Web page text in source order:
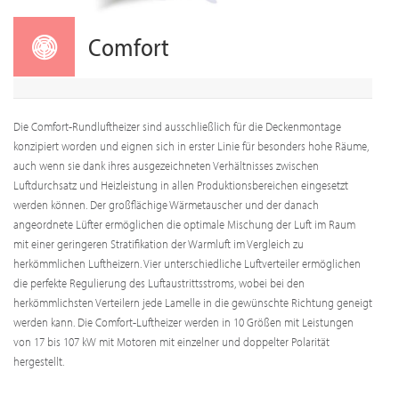
Comfort
Die Comfort-Rundluftheizer sind ausschließlich für die Deckenmontage
konzipiert worden und eignen sich in erster Linie für besonders hohe Räume,
auch wenn sie dank ihres ausgezeichneten Verhältnisses zwischen
Luftdurchsatz und Heizleistung in allen Produktionsbereichen eingesetzt
werden können. Der großflächige Wärmetauscher und der danach
angeordnete Lüfter ermöglichen die optimale Mischung der Luft im Raum
mit einer geringeren Stratifikation der Warmluft im Vergleich zu
herkömmlichen Luftheizern. Vier unterschiedliche Luftverteiler ermöglichen
die perfekte Regulierung des Luftaustrittsstroms, wobei bei den
herkömmlichsten Verteilern jede Lamelle in die gewünschte Richtung geneigt
werden kann. Die Comfort-Luftheizer werden in 10 Größen mit Leistungen
von 17 bis 107 kW mit Motoren mit einzelner und doppelter Polarität
hergestellt.